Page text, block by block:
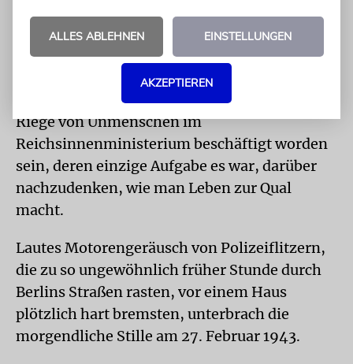
Juden als erstes untersagt worden: es schloss
den Spaziergang »im Grünen« ein. Haustiere
wurden Opfer der angeblichen »Rasse ihrer
Herrchen«. Ach, es muss zu jener Zeit eine
Riege von Unmenschen im
Reichsinnenministerium beschäftigt worden
sein, deren einzige Aufgabe es war, darüber
nachzudenken, wie man Leben zur Qual
macht.
Lautes Motorengeräusch von Polizeiflitzern,
die zu so ungewöhnlich früher Stunde durch
Berlins Straßen rasten, vor einem Haus
plötzlich hart bremsten, unterbrach die
morgendliche Stille am 27. Februar 1943.
ALLES ABLEHNEN EINSTELLUNGEN
AKZEPTIEREN